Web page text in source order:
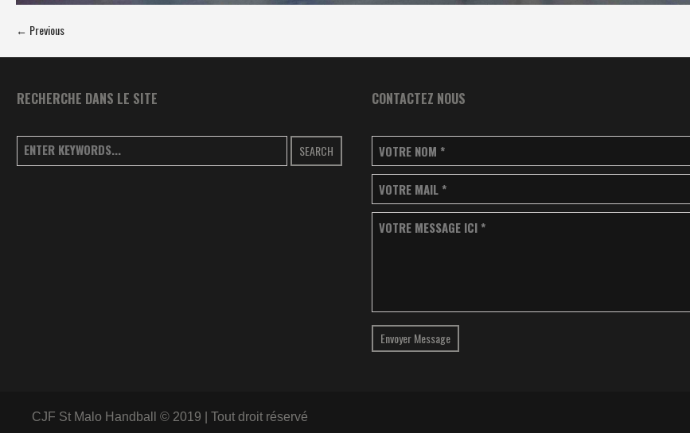
← Previous
RECHERCHE DANS LE SITE
SEARCH
CONTACTEZ NOUS
VOTRE NOM *
VOTRE MAIL *
VOTRE MESSAGE ICI *
Envoyer Message
CJF St Malo Handball © 2019 | Tout droit réservé